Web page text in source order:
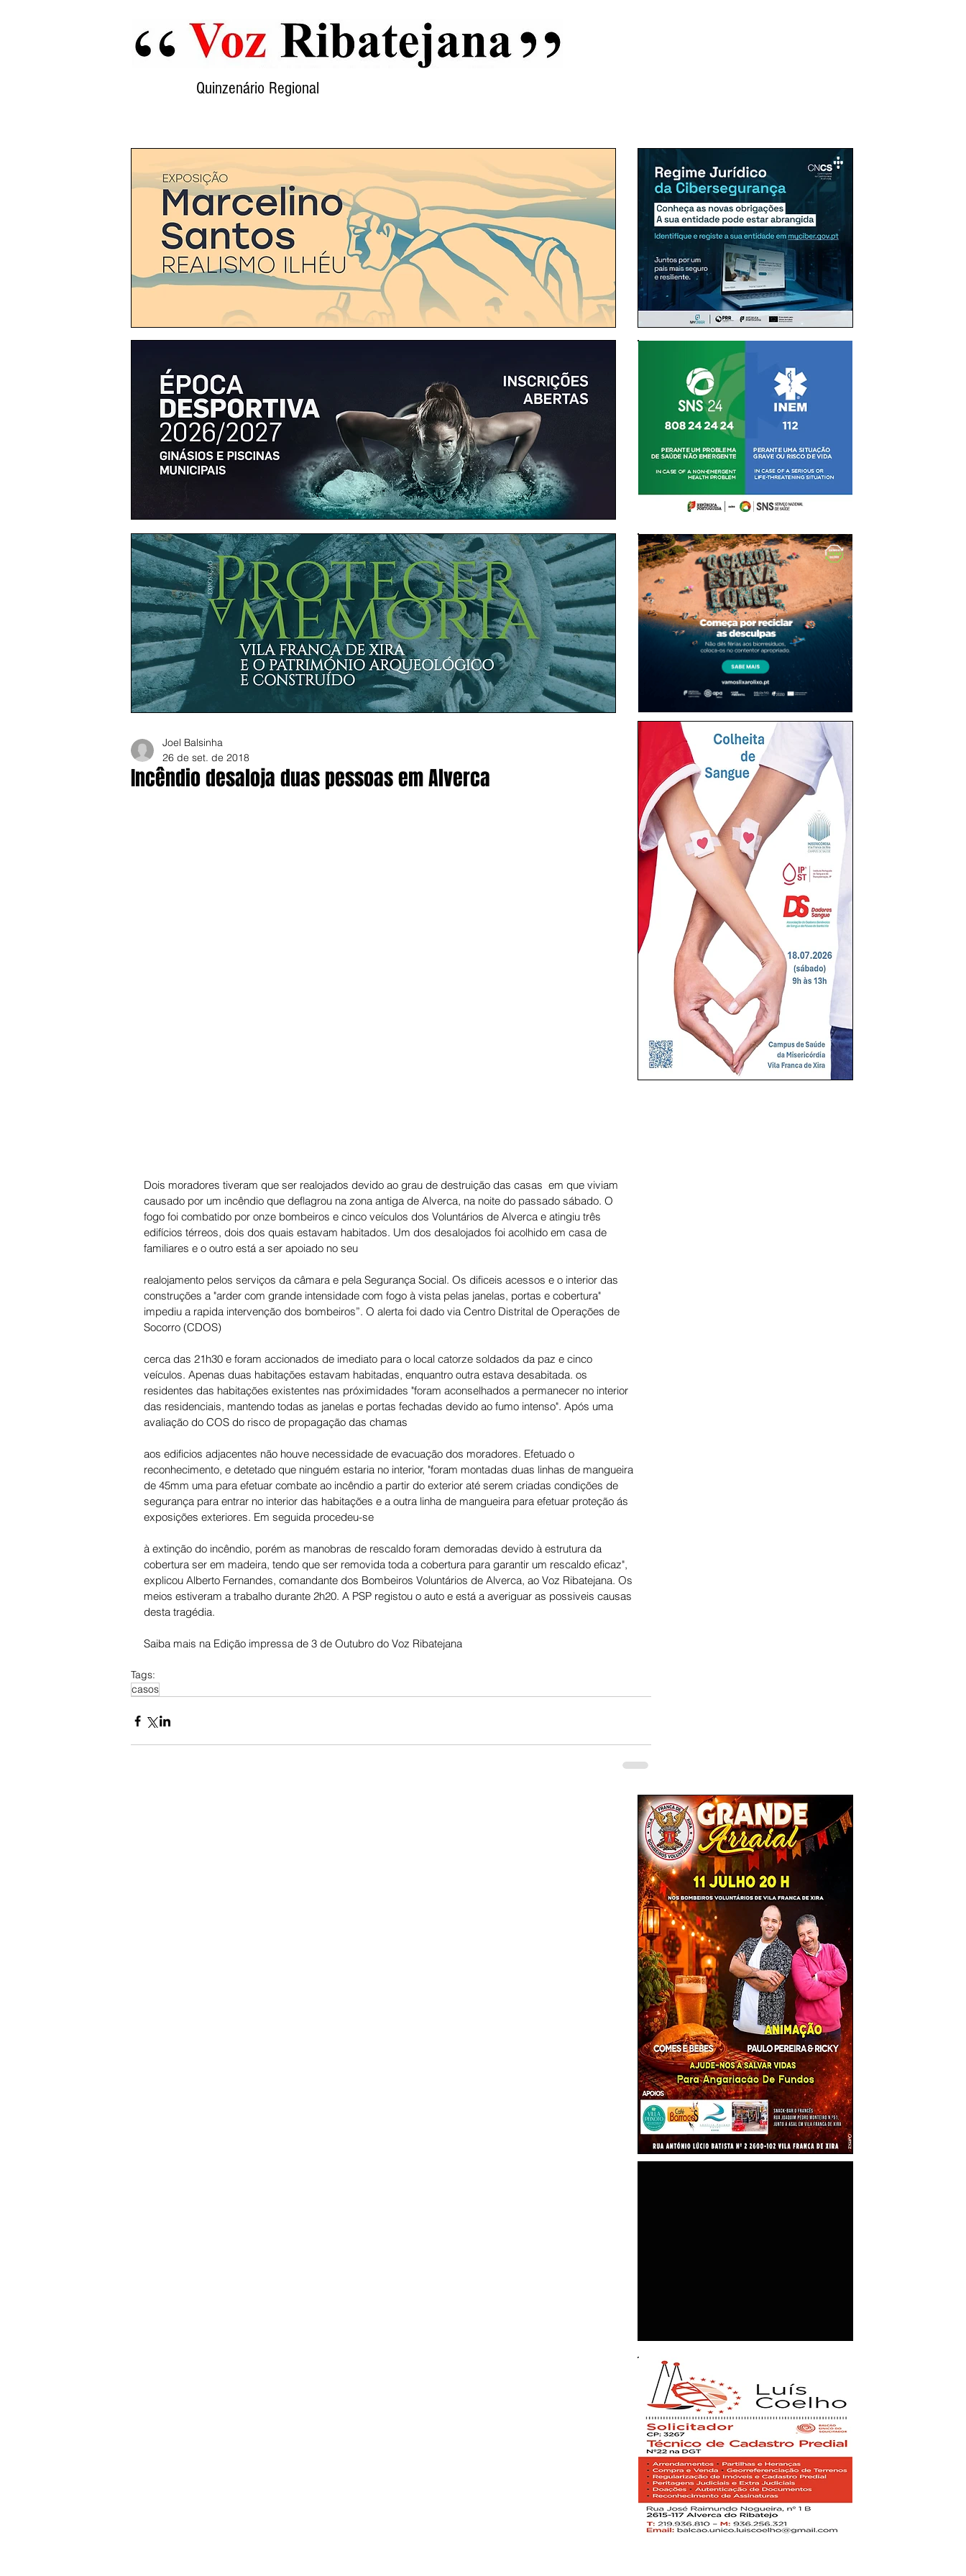
Quinzenário Regional
Incêndio desaloja duas pessoas em Alverca
Joel Balsinha
26 de set. de 2018
Dois moradores tiveram que ser realojados devido ao grau de destruição das casas  em que viviam
causado por um incêndio que deflagrou na zona antiga de Alverca, na noite do passado sábado. O
fogo foi combatido por onze bombeiros e cinco veículos dos Voluntários de Alverca e atingiu três
edifícios térreos, dois dos quais estavam habitados. Um dos desalojados foi acolhido em casa de
familiares e o outro está a ser apoiado no seu
realojamento pelos serviços da câmara e pela Segurança Social. Os dificeis acessos e o interior das
construções a "arder com grande intensidade com fogo à vista pelas janelas, portas e cobertura"
impediu a rapida intervenção dos bombeiros”. O alerta foi dado via Centro Distrital de Operações de
Socorro (CDOS)
cerca das 21h30 e foram accionados de imediato para o local catorze soldados da paz e cinco
veículos. Apenas duas habitações estavam habitadas, enquantro outra estava desabitada. os
residentes das habitações existentes nas próximidades "foram aconselhados a permanecer no interior
das residenciais, mantendo todas as janelas e portas fechadas devido ao fumo intenso". Após uma
avaliação do COS do risco de propagação das chamas
aos edificios adjacentes não houve necessidade de evacuação dos moradores. Efetuado o
reconhecimento, e detetado que ninguém estaria no interior, "foram montadas duas linhas de mangueira
de 45mm uma para efetuar combate ao incêndio a partir do exterior até serem criadas condições de
segurança para entrar no interior das habitações e a outra linha de mangueira para efetuar proteção ás
exposições exteriores. Em seguida procedeu-se
à extinção do incêndio, porém as manobras de rescaldo foram demoradas devido à estrutura da
cobertura ser em madeira, tendo que ser removida toda a cobertura para garantir um rescaldo eficaz",
explicou Alberto Fernandes, comandante dos Bombeiros Voluntários de Alverca, ao Voz Ribatejana. Os
meios estiveram a trabalho durante 2h20. A PSP registou o auto e está a averiguar as possiveis causas
desta tragédia.
Saiba mais na Edição impressa de 3 de Outubro do Voz Ribatejana
Tags:
casos